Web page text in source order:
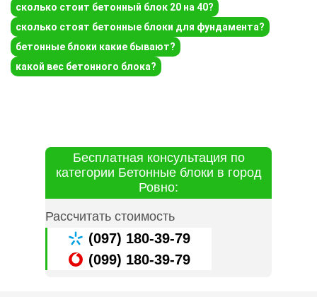
сколько стоит бетонный блок 20 на 40?
сколько стоят бетонные блоки для фундамента?
бетонные блоки какие бывают?
какой вес бетонного блока?
Бесплатная консультация по
категории Бетонные блоки в город
Ровно:
Рассчитать стоимость
(097) 180-39-79
(099) 180-39-79